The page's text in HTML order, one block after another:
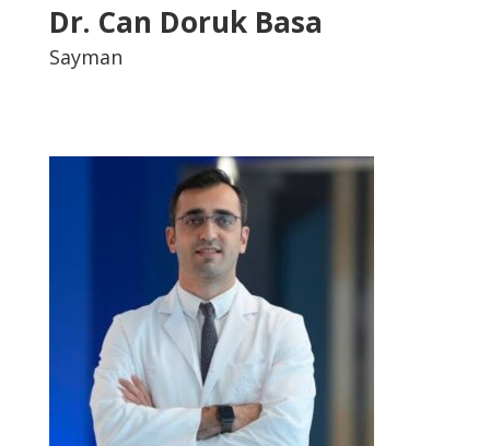
Dr. Can Doruk Basa
Sayman